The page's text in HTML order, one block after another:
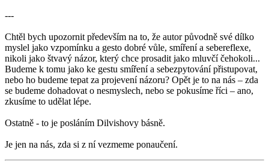
---
Chtěl bych upozornit především na to, že autor původně své dílko
myslel jako vzpomínku a gesto dobré vůle, smíření a sebereflexe,
nikoli jako štvavý názor, který chce prosadit jako mluvčí čehokoli...
Budeme k tomu jako ke gestu smíření a sebezpytování přistupovat,
nebo ho budeme tepat za projevení názoru? Opět je to na nás – zda
se budeme dohadovat o nesmyslech, nebo se pokusíme říci – ano,
zkusíme to udělat lépe.
Ostatně - to je posláním Dilvishovy básně.
Je jen na nás, zda si z ní vezmeme ponaučení.